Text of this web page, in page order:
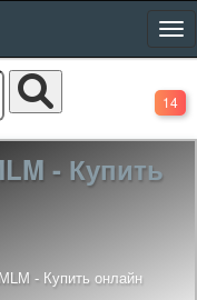
14
- Купить
- Купить онлайн